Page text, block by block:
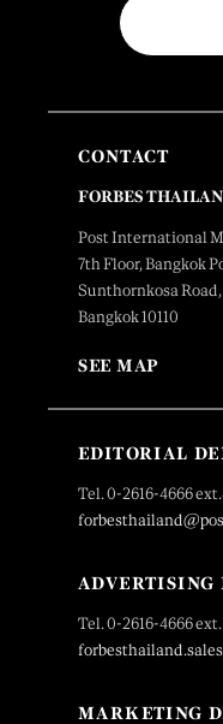
CONTACT
FORBES
Post International
7th Floor, Bangkok
Sunthornkosa
Bangkok 10110
SEE MAP
EDITORIAL
Tel. 0-2616-4666
ADVERTISING
Tel. 0-2616-4666 ext.
MARKETING